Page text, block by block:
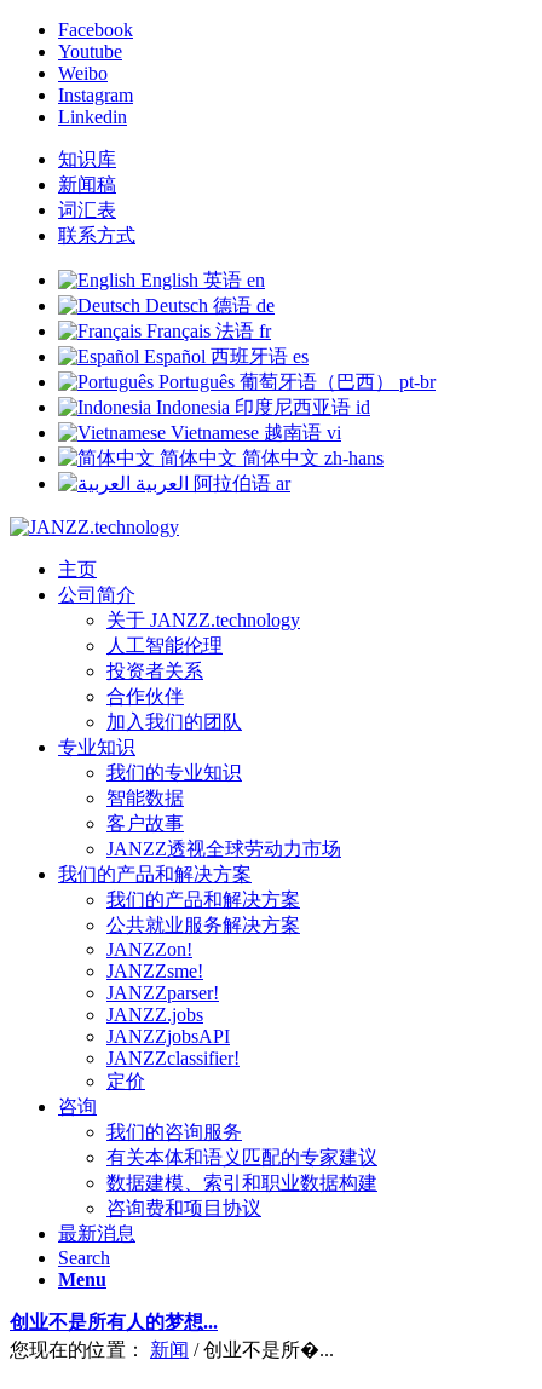
Facebook
Youtube
Weibo
Instagram
Linkedin
知识库
新闻稿
词汇表
联系方式
English 英语 en
Deutsch 德语 de
Français 法语 fr
Español 西班牙语 es
Português 葡萄牙语（巴西）
pt-br
Indonesia 印度尼西亚语 id
Vietnamese 越南语 vi
简体中文 简体中文 zh-hans
العربية
阿拉伯语 ar
主页
公司简介
关于 JANZZ.technology
人工智能伦理
投资者关系
合作伙伴
加入我们的团队
专业知识
我们的专业知识
智能数据
客户故事
JANZZ透视全球劳动力市场
我们的产品和解决方案
我们的产品和解决方案
公共就业服务解决方案
JANZZon!
JANZZsme!
JANZZparser!
JANZZ.jobs
JANZZjobsAPI
JANZZclassifier!
定价
咨询
我们的咨询服务
有关本体和语义匹配的专家建议
数据建模、索引和职业数据构建
咨询费和项目协议
最新消息
Search
Menu
创业不是所有人的梦想...
您现在的位置：
新闻 / 创业不是所�...